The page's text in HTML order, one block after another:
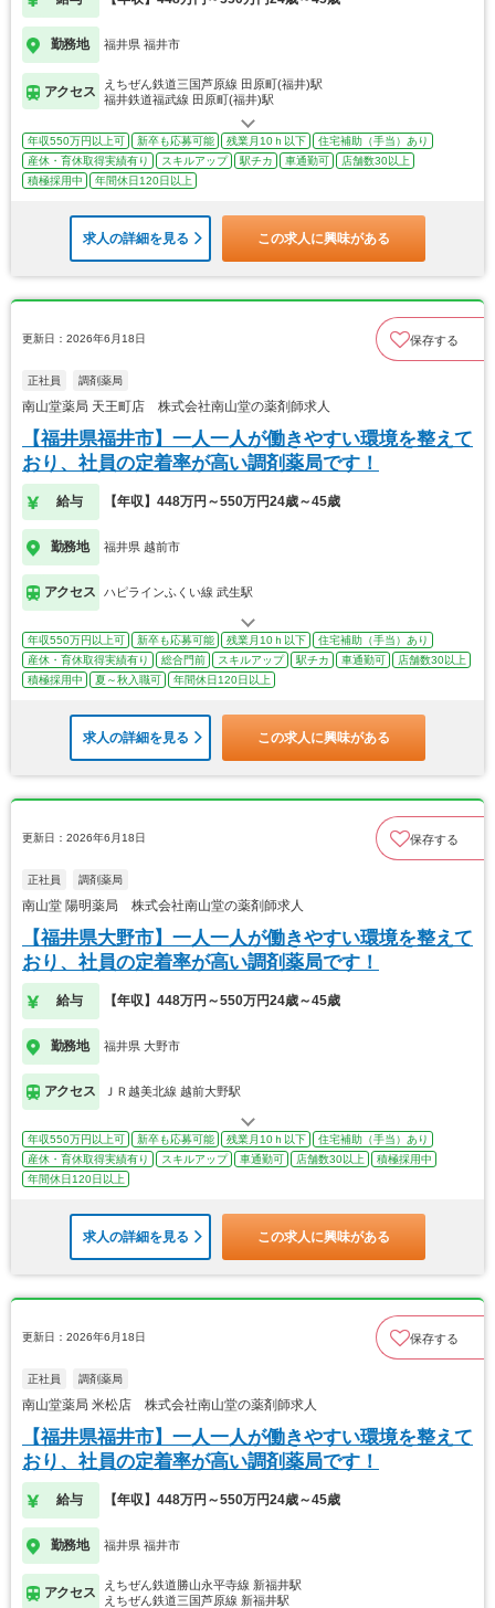
勤務地 福井県 福井市
アクセス
えちぜん鉄道三国芦原線 田原町(福井)駅
福井鉄道福武線 田原町(福井)駅
年収550万円以上可 新卒も応募可能 残業月10ｈ以下
住宅補助（手当）あり
産休・育休取得実績有り
スキルアップ 駅チカ 車通勤可
店舗数30以上
積極採用中
年間休日120日以上
求人の詳細を見る この求人に興味がある
更新日：2026年6月18日 保存する
正社員 調剤薬局
南山堂薬局 天王町店 株式会社南山堂の薬剤師求人
【福井県福井市】一人一人が働きやすい環境を整えて
おり、社員の定着率が高い調剤薬局です！
給与 【年収】448万円～550万円24歳～45歳
勤務地 福井県 越前市
アクセス ハピラインふくい線 武生駅
年収550万円以上可 新卒も応募可能 残業月10ｈ以下
住宅補助（手当）あり
産休・育休取得実績有り
総合門前 スキルアップ 駅チカ 車通勤可
店舗数30以上
積極採用中
夏～秋入職可 年間休日120日以上
求人の詳細を見る この求人に興味がある
更新日：2026年6月18日 保存する
正社員 調剤薬局
南山堂 陽明薬局 株式会社南山堂の薬剤師求人
【福井県大野市】一人一人が働きやすい環境を整えて
おり、社員の定着率が高い調剤薬局です！
給与 【年収】448万円～550万円24歳～45歳
勤務地 福井県 大野市
アクセス ＪＲ越美北線 越前大野駅
年収550万円以上可 新卒も応募可能 残業月10ｈ以下
住宅補助（手当）あり
産休・育休取得実績有り
スキルアップ 車通勤可 店舗数30以上
積極採用中
年間休日120日以上
求人の詳細を見る この求人に興味がある
更新日：2026年6月18日 保存する
正社員 調剤薬局
南山堂薬局 米松店 株式会社南山堂の薬剤師求人
【福井県福井市】一人一人が働きやすい環境を整えて
おり、社員の定着率が高い調剤薬局です！
給与 【年収】448万円～550万円24歳～45歳
勤務地 福井県 福井市
アクセス
えちぜん鉄道勝山永平寺線 新福井駅
えちぜん鉄道三国芦原線 新福井駅